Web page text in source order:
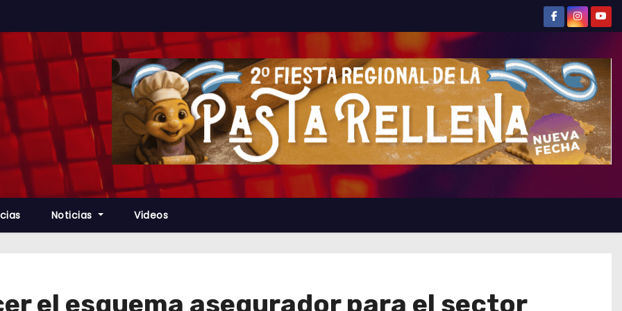
Noticias Videos
el esquema asegurador para el sector